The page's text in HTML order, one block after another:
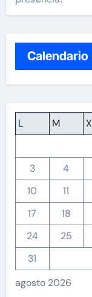
Calendario
agosto 2026
L M X
3
4
10
11
17
18
24
25
31